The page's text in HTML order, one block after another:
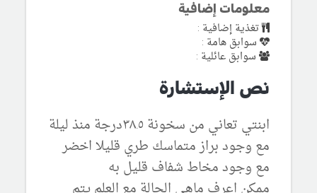
معلومات إضافية
تغذية إضافية :
سوابق هامة :
سوابق عائلية :
نص الإستشارة
ابنتي تعاني من سخونة ٣٨.٥درجة منذ ليلة
مع وجود براز متماسك طري قليلا اخضر
مع وجود مخاط شفاف قليل به